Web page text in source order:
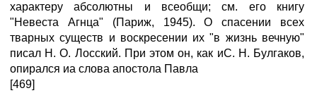
характеру абсолютны и всеобщи; см. его книгу
"Невеста Агнца" (Париж, 1945). О спасении всех
тварных существ и воскресении их "в жизнь вечную"
писал Н. О. Лосский. При этом он, как иС. Н. Булгаков,
опирался иа слова апостола Павла
[469]